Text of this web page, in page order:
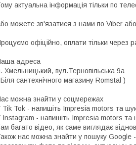
актуальна інформація тільки по
можете зв'язатися з нами по Viber
офіційно, оплати тільки через
адреса
Хмельницький, вул.Тернопільська 9а
сантехнічного магазину Romstal )
можна знайти у соцмережах
Tik Tok - напишіть Impresia motors та
Instagram - напишіть Impresia motors та
багато відео, як саме виглядає
нас можна знайти у пошуку Google